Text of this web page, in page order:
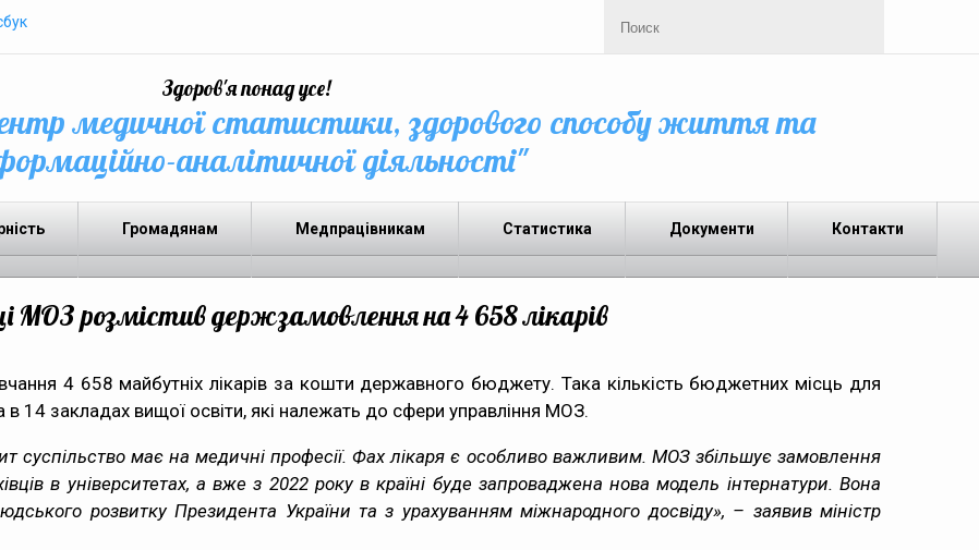
Здоров'я понад усе!
медичної статистики, здорового способу життя та
аналітичної діяльності"
Громадянам Медпрацівникам Статистика Документи Контакти
МОЗ розмістив держзамовлення на 4 658 лікарів
4 658 майбутніх лікарів за кошти державного бюджету. Така кількість бюджетних місць для
в 14 закладах вищої освіти, які належать до сфери управління МОЗ.
суспільство має на медичні професії. Фах лікаря є особливо важливим. МОЗ збільшує замовлення
в університетах, а вже з 2022 року в країні буде запроваджена нова модель інтернатури. Вона
розвитку Президента України та з урахуванням міжнародного досвіду», – заявив міністр